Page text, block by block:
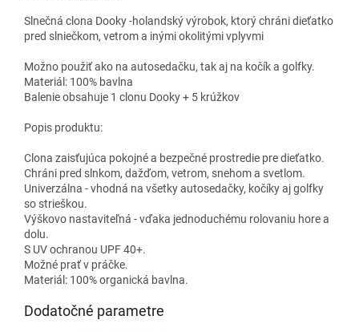
Slnečná clona Dooky -holandský výrobok, ktorý chráni dieťatko
pred slniečkom, vetrom a inými okolitými vplyvmi
Možno použiť ako na autosedačku, tak aj na kočík a golfky.
Materiál: 100% bavlna
Balenie obsahuje 1 clonu Dooky + 5 krúžkov
Popis produktu:
Clona zaisťujúca pokojné a bezpečné prostredie pre dieťatko.
Chráni pred slnkom, dažďom, vetrom, snehom a svetlom.
Univerzálna - vhodná na všetky autosedačky, kočíky aj golfky
so strieškou.
Výškovo nastaviteľná - vďaka jednoduchému rolovaniu hore a
dolu.
S UV ochranou UPF 40+.
Možné prať v práčke.
Materiál: 100% organická bavlna.
Dodatočné parametre